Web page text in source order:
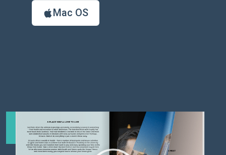
Mac OS